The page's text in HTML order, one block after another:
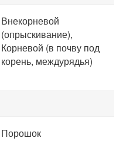
Внекорневой
(опрыскивание),
Корневой (в почву под
корень, междурядья)
Порошок